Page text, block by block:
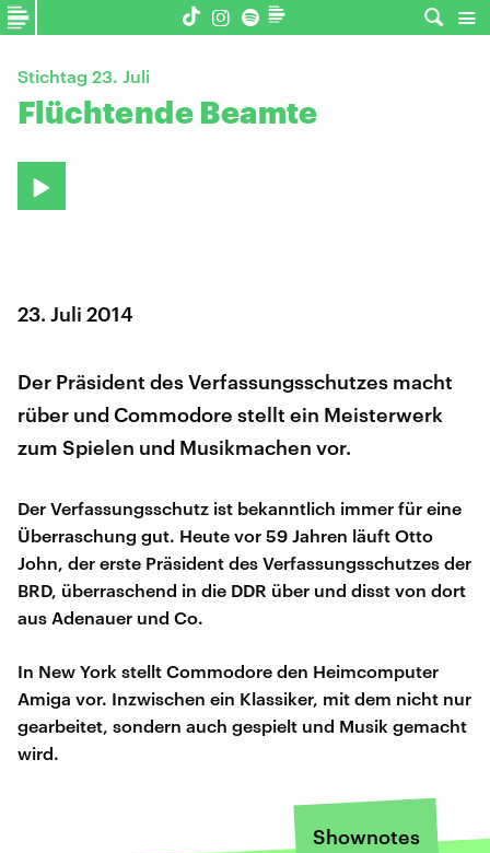
Stichtag 23. Juli
Flüchtende Beamte
23. Juli 2014
Der Präsident des Verfassungsschutzes macht
rüber und Commodore stellt ein Meisterwerk
zum Spielen und Musikmachen vor.
Der Verfassungsschutz ist bekanntlich immer für eine
Überraschung gut. Heute vor 59 Jahren läuft Otto
John, der erste Präsident des Verfassungsschutzes der
BRD, überraschend in die DDR über und disst von dort
aus Adenauer und Co.
In New York stellt Commodore den Heimcomputer
Amiga vor. Inzwischen ein Klassiker, mit dem nicht nur
gearbeitet, sondern auch gespielt und Musik gemacht
wird.
Shownotes